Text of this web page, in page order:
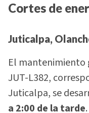
Cortes de
Juticalpa,
El mantenimiento
JUT-L382,
Juticalpa, se
a 2:00 de la tarde.